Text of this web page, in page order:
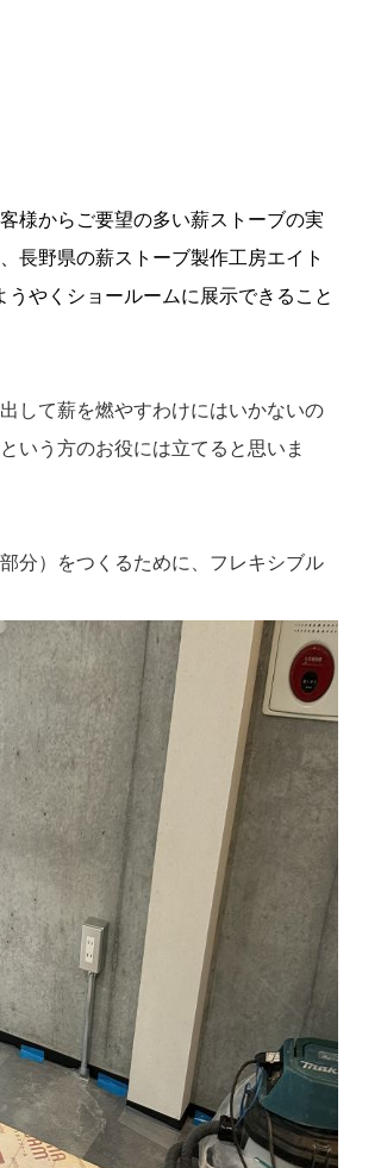
様からご要望の多い薪ストーブの実
長野県の薪ストーブ製作工房エイト
うやくショールームに展示できること
して薪を燃やすわけにはいかないの
いう方のお役には立てると思いま
分）をつくるために、フレキシブル